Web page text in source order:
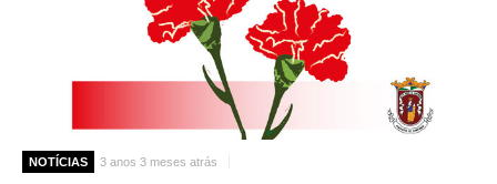
NOTÍCIAS 3 anos 3 meses atrás